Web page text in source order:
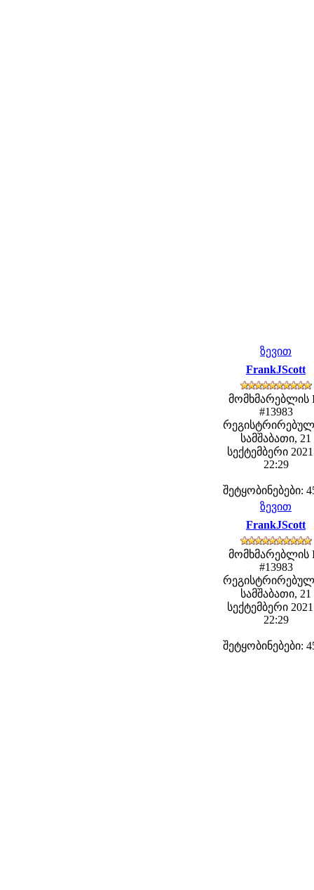
ზევით
FrankJScott
მომხმარებლის
#13983
სამშაბათი, 21
სექტემბერი
22:29
შეტყობინებები:
ზევით
FrankJScott
მომხმარებლის
#13983
სამშაბათი, 21
სექტემბერი
22:29
შეტყობინებები: